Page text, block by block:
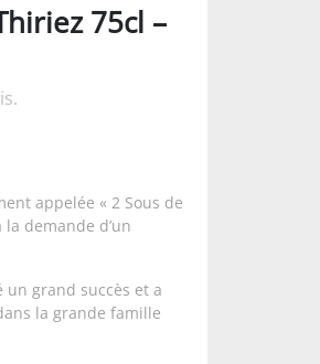
75cl –
appelée « 2 Sous de
demande d’un
grand succès et a
la grande famille